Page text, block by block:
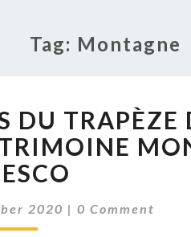
Tag: Montagne
DU TRAPÈZE
2020 | Comments
0 Comment